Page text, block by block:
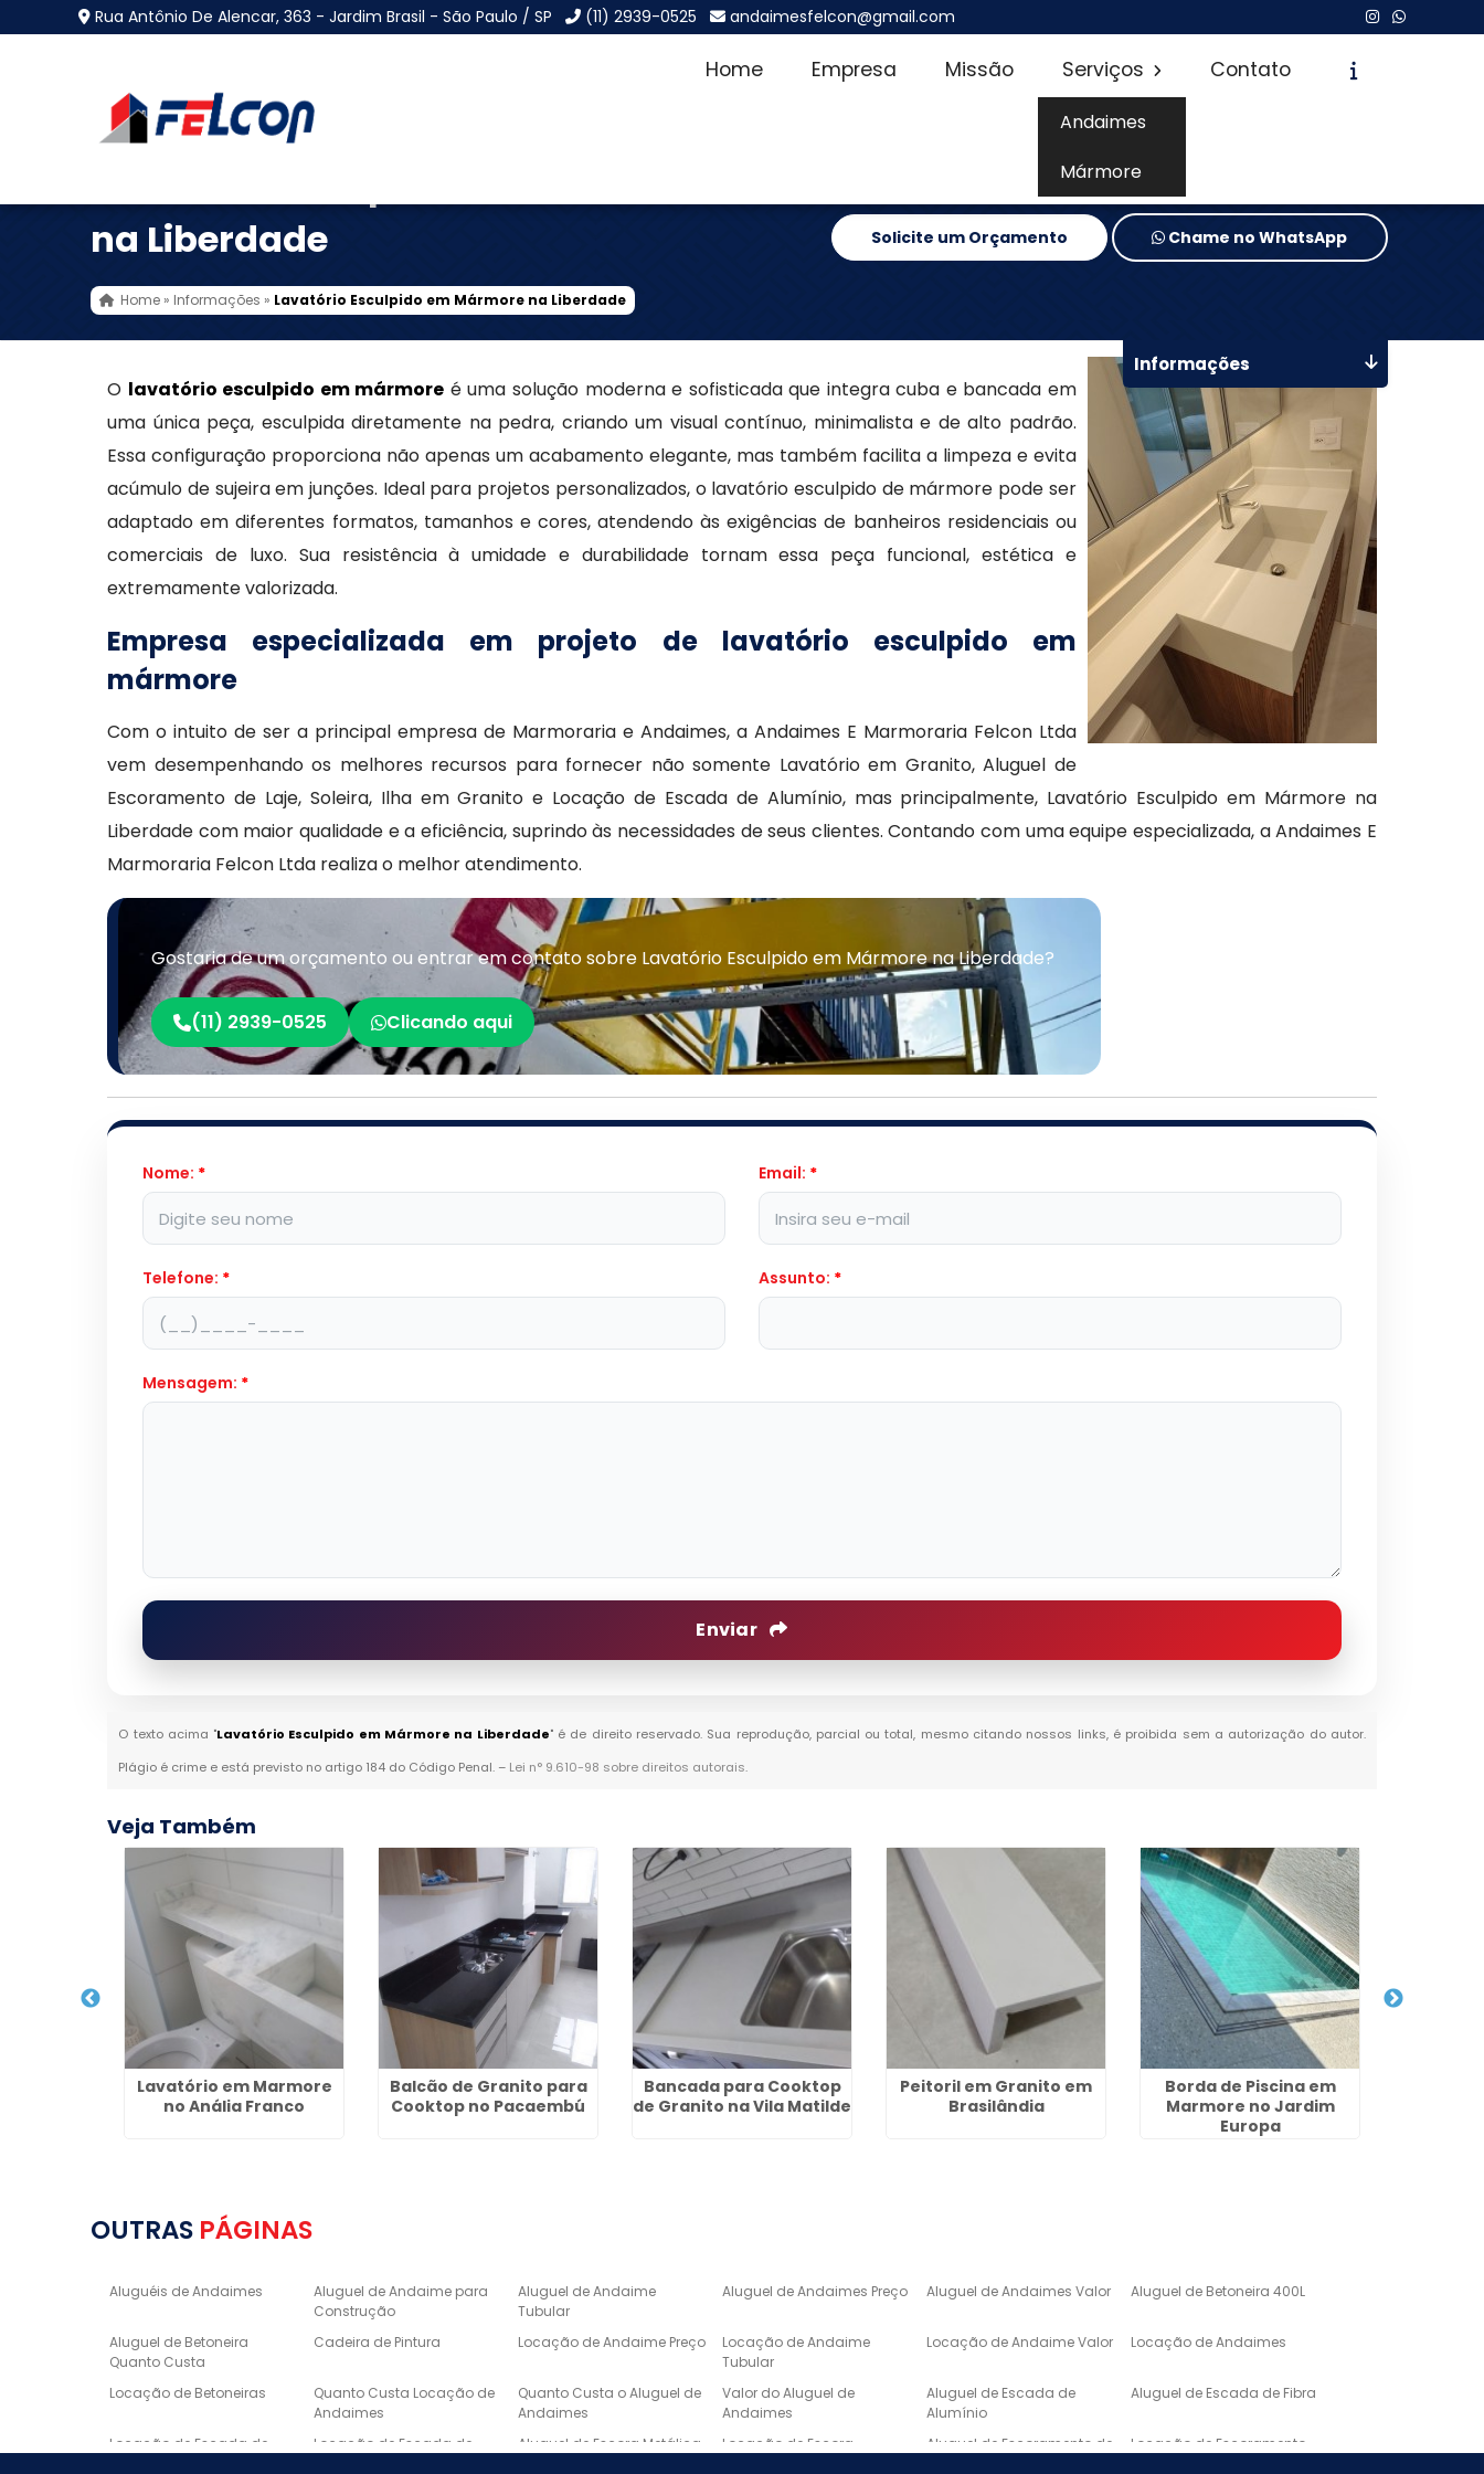
Rua Antônio De Alencar, 363 - Jardim Brasil - São Paulo / SP (11) 2939-0525 andaimesfelcon@gmail.com
Home Empresa Missão Serviços
Andaimes
Mármore
Contato
na Liberdade
Home » Informações » Lavatório Esculpido em Mármore na Liberdade
Solicite um Orçamento Chame no WhatsApp
O lavatório esculpido em mármore é uma solução moderna e sofisticada que integra cuba e bancada em
uma única peça, esculpida diretamente na pedra, criando um visual contínuo, minimalista e de alto padrão.
Essa configuração proporciona não apenas um acabamento elegante, mas também facilita a limpeza e evita
acúmulo de sujeira em junções. Ideal para projetos personalizados, o lavatório esculpido de mármore pode ser
adaptado em diferentes formatos, tamanhos e cores, atendendo às exigências de banheiros residenciais ou
comerciais de luxo. Sua resistência à umidade e durabilidade tornam essa peça funcional, estética e
extremamente valorizada.
Empresa especializada em projeto de lavatório esculpido em
mármore
Com o intuito de ser a principal empresa de Marmoraria e Andaimes, a Andaimes E Marmoraria Felcon Ltda
vem desempenhando os melhores recursos para fornecer não somente Lavatório em Granito, Aluguel de
Escoramento de Laje, Soleira, Ilha em Granito e Locação de Escada de Alumínio, mas principalmente, Lavatório Esculpido em Mármore na
Liberdade com maior qualidade e a eficiência, suprindo às necessidades de seus clientes. Contando com uma equipe especializada, a Andaimes E
Marmoraria Felcon Ltda realiza o melhor atendimento.
Gostaria de um orçamento ou entrar em contato sobre Lavatório Esculpido em Mármore na Liberdade?
(11) 2939-0525 Clicando aqui
Nome: * Email: *
Telefone: * Assunto: *
Mensagem: *
Enviar
O texto acima "Lavatório Esculpido em Mármore na Liberdade" é de direito reservado. Sua reprodução, parcial ou total, mesmo citando nossos links, é proibida sem a autorização do autor.
Plágio é crime e está previsto no artigo 184 do Código Penal. – Lei n° 9.610-98 sobre direitos autorais.
Informações
Veja Também
Lavatório em Marmore
no Anália Franco
Balcão de Granito para
Cooktop no Pacaembú
Bancada para Cooktop
de Granito na Vila Matilde
Peitoril em Granito em
Brasilândia
Borda de Piscina em
Marmore no Jardim
Europa
OUTRAS PÁGINAS
Aluguéis de Andaimes
Aluguel de Andaime para
Construção
Aluguel de Andaime
Tubular
Aluguel de Andaimes Preço Aluguel de Andaimes Valor Aluguel de Betoneira 400L
Aluguel de Betoneira
Quanto Custa
Cadeira de Pintura Locação de Andaime Preço
Locação de Andaime
Tubular
Locação de Andaime Valor Locação de Andaimes
Locação de Betoneiras
Quanto Custa Locação de
Andaimes
Quanto Custa o Aluguel de
Andaimes
Valor do Aluguel de
Andaimes
Aluguel de Escada de
Alumínio
Aluguel de Escada de Fibra
Locação de Escada de
Locação de Escada de
Aluguel de Escora Metálica
Locação de Escora
Aluguel de Escoramento de
Locação de Escoramento